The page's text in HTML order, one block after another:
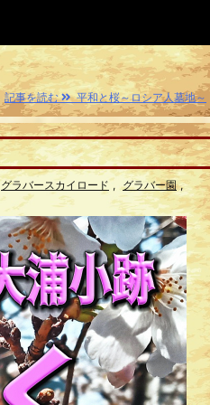
記事を読む 平和と桜～ロシア人墓地～
グラバースカイロード , グラバー園 ,